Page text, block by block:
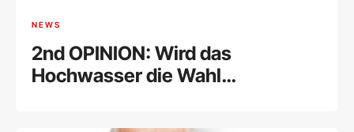
NEWS
2nd OPINION: Wird das
Hochwasser die Wahl